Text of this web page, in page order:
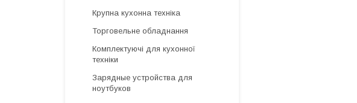
Крупна кухонна техніка
Торговельне обладнання
Комплектуючі для кухонної
техніки
Зарядные устройства для
ноутбуков